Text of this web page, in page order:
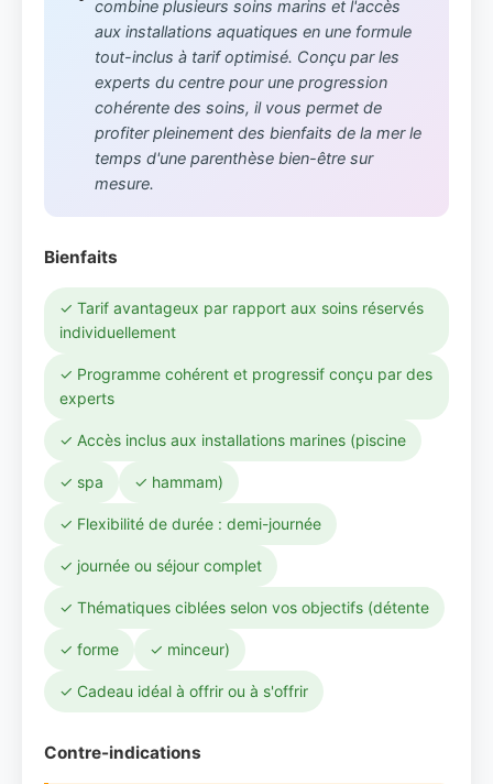
combine plusieurs soins marins et l'accès
aux installations aquatiques en une formule
tout-inclus à tarif optimisé. Conçu par les
experts du centre pour une progression
cohérente des soins, il vous permet de
profiter pleinement des bienfaits de la mer le
temps d'une parenthèse bien-être sur
mesure.
Bienfaits
✓ Tarif avantageux par rapport aux soins réservés
individuellement
✓ Programme cohérent et progressif conçu par des
experts
✓ Accès inclus aux installations marines (piscine
✓ spa ✓ hammam)
✓ Flexibilité de durée : demi-journée
✓ journée ou séjour complet
✓ Thématiques ciblées selon vos objectifs (détente
✓ forme ✓ minceur)
✓ Cadeau idéal à offrir ou à s'offrir
Contre-indications